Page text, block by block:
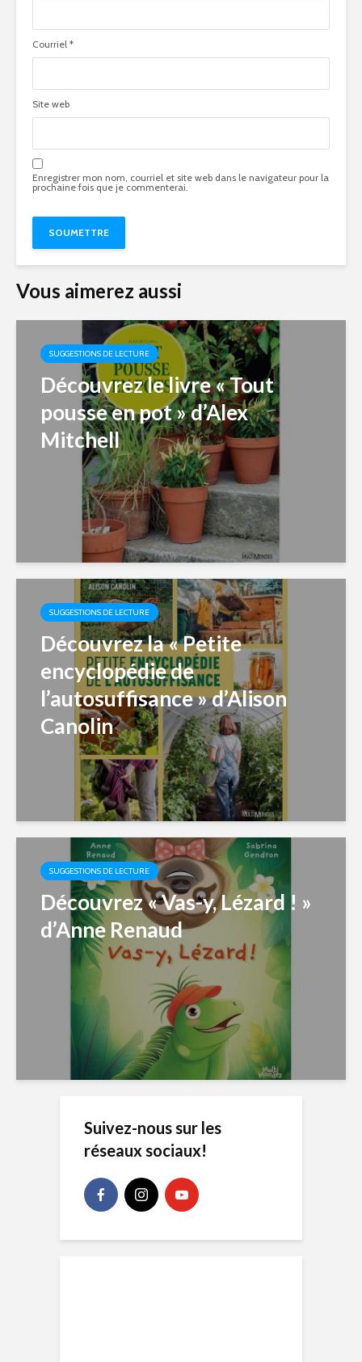
Courriel *
Site web
Enregistrer mon nom, courriel et site web dans le navigateur pour la
prochaine fois que je commenterai.
Vous aimerez aussi
SUGGESTIONS DE LECTURE
Découvrez le livre « Tout
pousse en pot » d’Alex
Mitchell
SUGGESTIONS DE LECTURE
Découvrez la « Petite
encyclopédie de
l’autosuffisance » d’Alison
Canolin
SUGGESTIONS DE LECTURE
Découvrez « Vas-y, Lézard ! »
d’Anne Renaud
Suivez-nous sur les
réseaux sociaux!